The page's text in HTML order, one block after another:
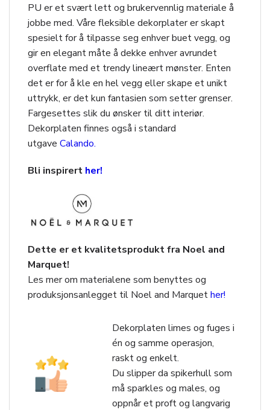
PU er et svært lett og brukervennlig materiale å
jobbe med. Våre fleksible dekorplater er skapt
spesielt for å tilpasse seg enhver buet vegg, og
gir en elegant måte å dekke enhver avrundet
overflate med et trendy lineært mønster. Enten
det er for å kle en hel vegg eller skape et unikt
uttrykk, er det kun fantasien som setter grenser.
Fargesettes slik du ønsker til ditt interiør.
Dekorplaten finnes også i standard
utgave Calando.
Bli inspirert her!
Dette er et kvalitetsprodukt fra Noel and
Marquet!
Les mer om materialene som benyttes og
produksjonsanlegget til Noel and Marquether!
Dekorplaten limes og fuges i
én og samme operasjon,
raskt og enkelt.
Du slipper da spikerhull som
må sparkles og males, og
oppnår et proft og langvarig